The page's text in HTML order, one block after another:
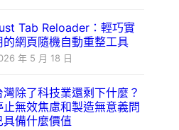
Tab Reloader：輕巧實
的網頁隨機自動重整工具
年 5 月 18 日
灣除了科技業還剩下什麼？
止無效焦慮和製造無意義問
備什麼價值